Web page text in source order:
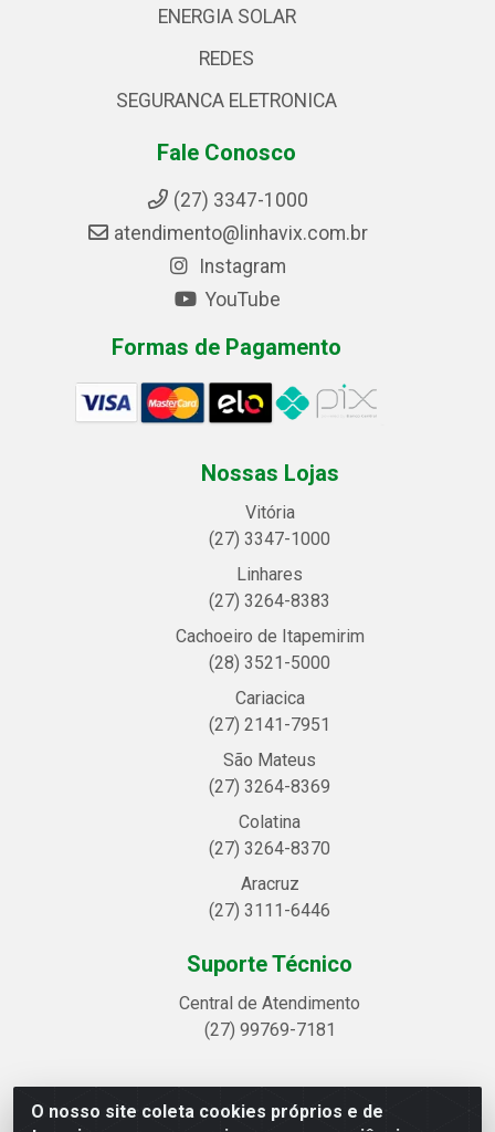
O nosso site coleta cookies próprios e de
ENERGIA SOLAR
REDES
SEGURANCA ELETRONICA
Fale Conosco
(27) 3347-1000
atendimento@linhavix.com.br
Instagram
YouTube
Formas de Pagamento
Nossas Lojas
Vitória
(27) 3347-1000
Linhares
(27) 3264-8383
Cachoeiro de Itapemirim
(28) 3521-5000
Cariacica
(27) 2141-7951
São Mateus
(27) 3264-8369
Colatina
(27) 3264-8370
Aracruz
(27) 3111-6446
Suporte Técnico
Central de Atendimento
(27) 99769-7181
Linhavix Distribuidora LTDA - Avenida Alegre, 2521 -